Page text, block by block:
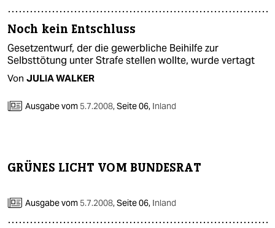
Noch kein Entschluss
Gesetzentwurf, der die gewerbliche Beihilfe zur
Selbsttötung unter Strafe stellen wollte, wurde vertagt
Von JULIA WALKER
Ausgabe vom 5.7.2008,Seite 06, Inland
GRÜNES LICHT VOM BUNDESRAT
Ausgabe vom 5.7.2008,Seite 06, Inland